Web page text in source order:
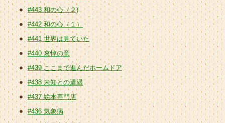
#443 和の心（２)
#442 和の心（１）
#441 世界は見ていた
#440 哀悼の意
#439 ここまで進んだホームドア
#438 未知との遭遇
#437 絵本専門店
#436 気象病